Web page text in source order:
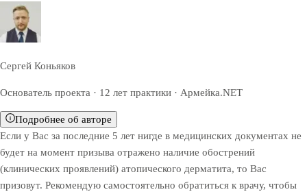
Сергей Коньяков
Основатель проекта · 12 лет практики · Армейка.NET
Подробнее об авторе
Если у Вас за последние 5 лет нигде в медицинских документах не
будет на момент призыва отражено наличие обострений
(клинических проявлений) атопического дерматита, то Вас
призовут. Рекомендую самостоятельно обратиться к врачу, чтобы